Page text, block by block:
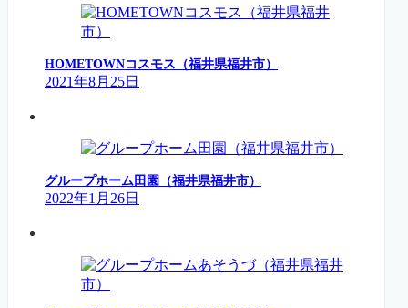
HOMETOWNコスモス（福井県福井市）
2021年8月25日
グループホーム田園（福井県福井市）
2022年1月26日